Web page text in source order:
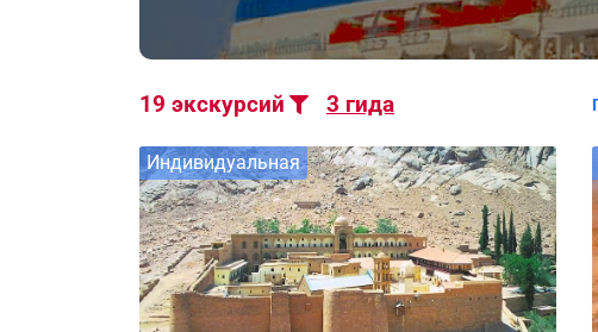
19 экскурсий 3 гида
Индивидуальная